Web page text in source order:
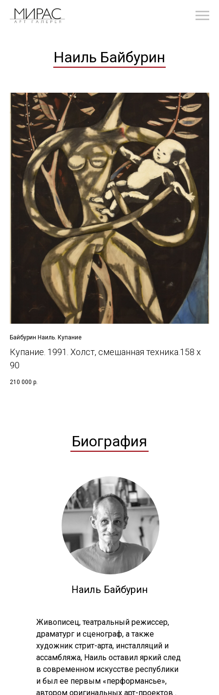
Наиль Байбурин
Байбурин Наиль. Купание
Купание. 1991. Холст, смешанная техника.158 х
90
210 000 р.
Биография
Живописец, театральный режиссер,
драматург и сценограф, а также
художник стрит-арта, инсталляций и
ассамбляжа, Наиль оставил яркий след
в современном искусстве республики
и был ее первым «перформансье»,
автором оригинальных арт-проектов .
Наиль Байбурин